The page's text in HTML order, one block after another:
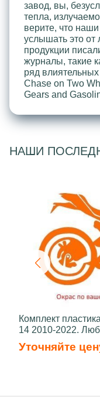
завод, вы,
тепла,
верите, что
услышать это
продукции
журналы, такие
ряд влиятельных
Chase on Two
Gears and
НАШИ
Комплект
14 2010-2022.
Уточняйте